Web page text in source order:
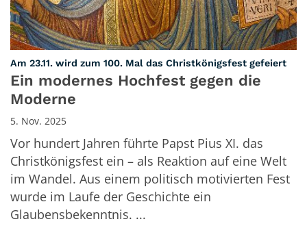
Am 23.11. wird zum 100. Mal das Christkönigsfest gefeiert:
Ein modernes Hochfest gegen die
Moderne
5. Nov. 2025
Vor hundert Jahren führte Papst Pius XI. das
Christkönigsfest ein – als Reaktion auf eine Welt
im Wandel. Aus einem politisch motivierten Fest
wurde im Laufe der Geschichte ein
Glaubensbekenntnis. ...